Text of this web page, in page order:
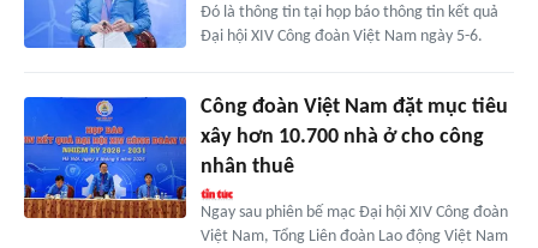
Đó là thông tin tại họp báo thông tin kết quả
Đại hội XIV Công đoàn Việt Nam ngày 5-6.
Công đoàn Việt Nam đặt mục tiêu
xây hơn 10.700 nhà ở cho công
nhân thuê
Ngay sau phiên bế mạc Đại hội XIV Công đoàn
Việt Nam, Tổng Liên đoàn Lao động Việt Nam